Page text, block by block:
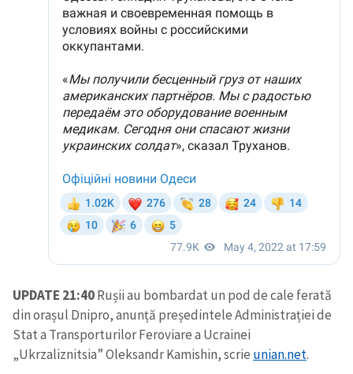
UPDATE 21:40Rușii au bombardat un pod de cale ferată
din orașul Dnipro, anunță președintele Administrației de
Stat a Transporturilor Feroviare a Ucrainei
„Ukrzaliznitsia” Oleksandr Kamishin, scrie unian.net.